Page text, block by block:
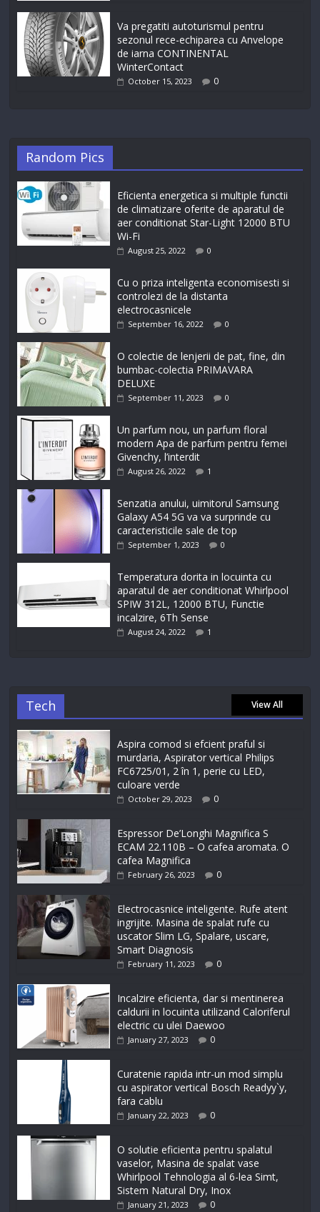
Va pregatiti autoturismul pentru
sezonul rece-echiparea cu Anvelope
de iarna CONTINENTAL
WinterContact
October 15, 2023 0
Random Pics
Eficienta energetica si multiple functii
de climatizare oferite de aparatul de
aer conditionat Star-Light 12000 BTU
Wi-Fi
August 25, 2022 0
Cu o priza inteligenta economisesti si
controlezi de la distanta
electrocasnicele
September 16, 2022 0
O colectie de lenjerii de pat, fine, din
bumbac-colectia PRIMAVARA
DELUXE
September 11, 2023 0
Un parfum nou, un parfum floral
modern Apa de parfum pentru femei
Givenchy, l’interdit
August 26, 2022 1
Senzatia anului, uimitorul Samsung
Galaxy A54 5G va va surprinde cu
caracteristicile sale de top
September 1, 2023 0
Temperatura dorita in locuinta cu
aparatul de aer conditionat Whirlpool
SPIW 312L, 12000 BTU, Functie
incalzire, 6Th Sense
August 24, 2022 1
Tech View All
Aspira comod si efcient praful si
murdaria, Aspirator vertical Philips
FC6725/01, 2 în 1, perie cu LED,
culoare verde
October 29, 2023 0
Espressor De’Longhi Magnifica S
ECAM 22.110B – O cafea aromata. O
cafea Magnifica
February 26, 2023 0
Electrocasnice inteligente. Rufe atent
ingrijite. Masina de spalat rufe cu
uscator Slim LG, Spalare, uscare,
Smart Diagnosis
February 11, 2023 0
Incalzire eficienta, dar si mentinerea
caldurii in locuinta utilizand Caloriferul
electric cu ulei Daewoo
January 27, 2023 0
Curatenie rapida intr-un mod simplu
cu aspirator vertical Bosch Readyy`y,
fara cablu
January 22, 2023 0
O solutie eficienta pentru spalatul
vaselor, Masina de spalat vase
Whirlpool Tehnologia al 6-lea Simt,
Sistem Natural Dry, Inox
January 21, 2023 0